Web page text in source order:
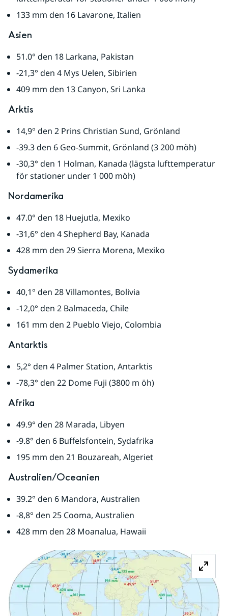
133 mm den 16 Lavarone, Italien
Asien
51.0° den 18 Larkana, Pakistan
-21,3° den 4 Mys Uelen, Sibirien
409 mm den 13 Canyon, Sri Lanka
Arktis
14,9° den 2 Prins Christian Sund, Grönland
-39.3 den 6 Geo-Summit, Grönland (3 200 möh)
-30,3° den 1 Holman, Kanada (lägsta lufttemperatur
för stationer under 1 000 möh)
Nordamerika
47.0° den 18 Huejutla, Mexiko
-31,6° den 4 Shepherd Bay, Kanada
428 mm den 29 Sierra Morena, Mexiko
Sydamerika
40,1° den 28 Villamontes, Bolivia
-12,0° den 2 Balmaceda, Chile
161 mm den 2 Pueblo Viejo, Colombia
Antarktis
5,2° den 4 Palmer Station, Antarktis
-78,3° den 22 Dome Fuji (3800 m öh)
Afrika
49.9° den 28 Marada, Libyen
-9.8° den 6 Buffelsfontein, Sydafrika
195 mm den 21 Bouzareah, Algeriet
Australien/Oceanien
39.2° den 6 Mandora, Australien
-8,8° den 25 Cooma, Australien
428 mm den 28 Moanalua, Hawaii